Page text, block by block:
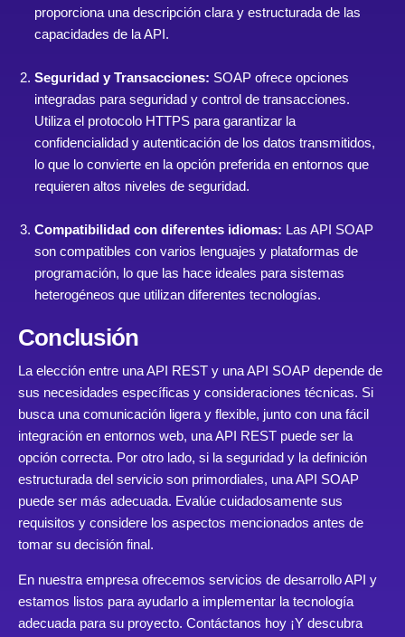
proporciona una descripción clara y estructurada de las
capacidades de la API.
Seguridad y Transacciones: SOAP ofrece opciones
integradas para seguridad y control de transacciones.
Utiliza el protocolo HTTPS para garantizar la
confidencialidad y autenticación de los datos transmitidos,
lo que lo convierte en la opción preferida en entornos que
requieren altos niveles de seguridad.
Compatibilidad con diferentes idiomas: Las API SOAP
son compatibles con varios lenguajes y plataformas de
programación, lo que las hace ideales para sistemas
heterogéneos que utilizan diferentes tecnologías.
Conclusión
La elección entre una API REST y una API SOAP depende de
sus necesidades específicas y consideraciones técnicas. Si
busca una comunicación ligera y flexible, junto con una fácil
integración en entornos web, una API REST puede ser la
opción correcta. Por otro lado, si la seguridad y la definición
estructurada del servicio son primordiales, una API SOAP
puede ser más adecuada. Evalúe cuidadosamente sus
requisitos y considere los aspectos mencionados antes de
tomar su decisión final.
En nuestra empresa ofrecemos servicios de desarrollo API y
estamos listos para ayudarlo a implementar la tecnología
adecuada para su proyecto. Contáctanos hoy ¡Y descubra